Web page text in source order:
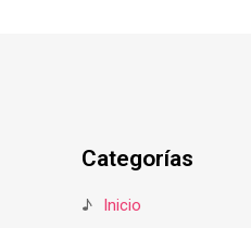
Categorías
♪
Inicio